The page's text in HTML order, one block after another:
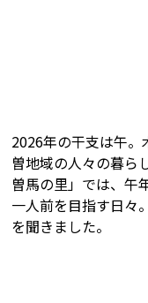
2026年の干支は午
曽地域の人々の暮ら
曽馬の里」では、午
一人前を目指す日々
を聞きました。